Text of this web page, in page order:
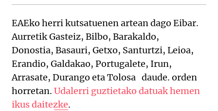
EAEko herri kutsatuenen artean dago Eibar.
Aurretik Gasteiz, Bilbo, Barakaldo,
Donostia, Basauri, Getxo, Santurtzi, Leioa,
Erandio, Galdakao, Portugalete, Irun,
Arrasate, Durango eta Tolosa daude. orden
horretan. Udalerri guztietako datuak hemen
ikus daitezke.